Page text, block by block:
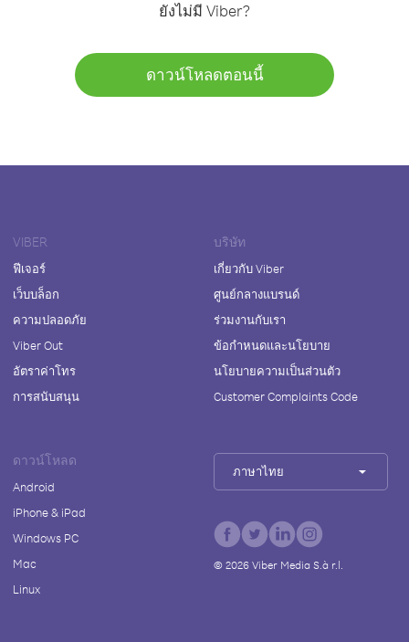
ยังไม่มี Viber?
ดาวน์โหลดตอนนี้
VIBER
ฟีเจอร์
เว็บบล็อก
ความปลอดภัย
Viber Out
อัตราค่าโทร
การสนับสนุน
บริษัท
เกี่ยวกับ Viber
ศูนย์กลางแบรนด์
ร่วมงานกับเรา
ข้อกำหนดและนโยบาย
นโยบายความเป็นส่วนตัว
Customer Complaints Code
ดาวน์โหลด
Android
iPhone & iPad
Windows PC
Mac
Linux
ภาษาไทย
© 2026Viber Media S.à r.l.